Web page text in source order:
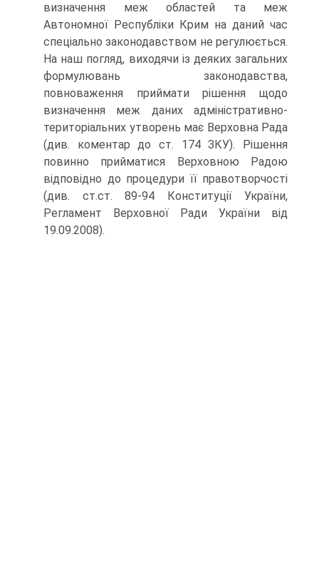
визначення меж областей та меж
Автономної Республіки Крим на даний час
спеціально законодавством не регулюється.
На наш погляд, виходячи із деяких загальних
формулювань законодавства,
повноваження приймати рішення щодо
визначення меж даних адміністративно-
територіальних утворень має Верховна Рада
(див. коментар до ст. 174 ЗКУ). Рішення
повинно прийматися Верховною Радою
відповідно до процедури її правотворчості
(див. ст.ст. 89-94 Конституції України,
Регламент Верховної Ради України від
19.09.2008).